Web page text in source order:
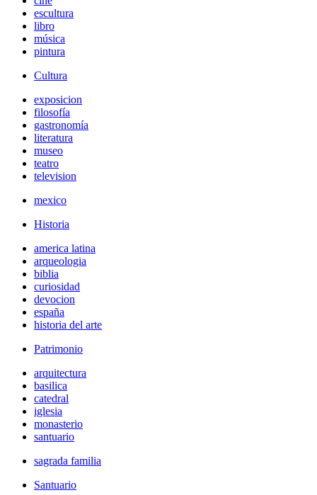
escultura
libro
música
pintura
Cultura
exposicion
filosofía
gastronomía
literatura
museo
teatro
television
mexico
Historia
america latina
arqueologia
biblia
curiosidad
devocion
españa
historia del arte
Patrimonio
arquitectura
basilica
catedral
iglesia
monasterio
santuario
sagrada familia
Santuario